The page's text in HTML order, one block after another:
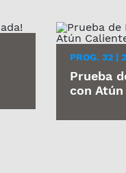
PROG. 32 |
Prueba
con